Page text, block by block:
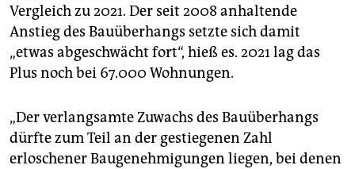
Vergleich zu 2021. Der seit 2008 anhaltende
Anstieg des Bauüberhangs setzte sich damit
„etwas abgeschwächt fort“, hieß es. 2021 lag das
Plus noch bei 67.000 Wohnungen.
„Der verlangsamte Zuwachs des Bauüberhangs
dürfte zum Teil an der gestiegenen Zahl
erloschener Baugenehmigungen liegen, bei denen